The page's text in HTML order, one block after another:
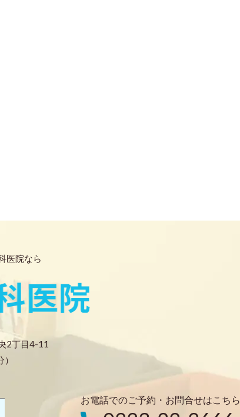
医院なら
2丁目4-11
お電話でのご予約・お問合せはこちら